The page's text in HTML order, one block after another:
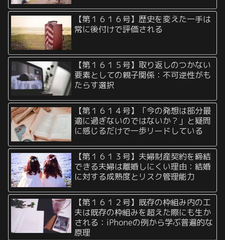
【第１６１６号】歴史を変えた一手は
常に後付けで評価される
【第１６１５号】取り返しのつかない
要素としての親子関係：不可逆性がも
たらす選択
【第１６１４号】「今の発想は部分最
適に過ぎないのではないか？」と疑問
に感じるだけで一歩リードしている
【第１６１３号】夫婦財産契約を締結
できる夫婦は離婚しにくい理由：結婚
に対する成熟度とリスク管理能力
【第１６１２号】既存の枠組み内の工
夫は既存の枠組みを超えた際にも生か
される：iPhoneの例から学ぶ普遍的な
原理